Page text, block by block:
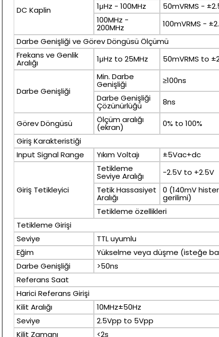
DC Kaplin
1μHz - 100MHz
50mVRMS -
100MHz -
200MHz
100mVRMS -
Darbe Genişliği ve Görev Döngüsü Ölçümü
Frekans ve Genlik
Aralığı 1μHz to 25MHz 50mVRMS to
Darbe Genişliği
Min. Darbe
Genişliği
≥100ns
Darbe Genişliği
Çözünürlüğü 8ns
Görev Döngüsü Ölçüm aralığı
(ekran)
0% to 100%
Giriş Karakteristiği
Input Signal Range
Yıkım Voltajı ±5Vac+dc
Giriş Tetikleyici
Tetikleme
Seviye Aralığı
-2.5V to +2.5V
Tetik Hassasiyet
Aralığı
0 (140mV
gerilimi)
Tetikleme özellikleri
Tetikleme Girişi
Seviye
TTL uyumlu
Eğim
Yükselme veya düşme (isteğe
Darbe Genişliği
>50ns
Referans Saat
Harici Referans Girişi
Kilit Aralığı
10MHz±50Hz
Seviye
2.5Vpp to 5Vpp
Kilit Zamanı
<2s